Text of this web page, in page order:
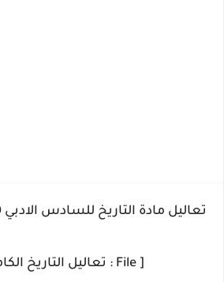
تعاليل مادة التاريخ للسادس الادبي 2020 - احمد الجنابي
[ File : تعاليل التاريخ الكاملة.pdf ]